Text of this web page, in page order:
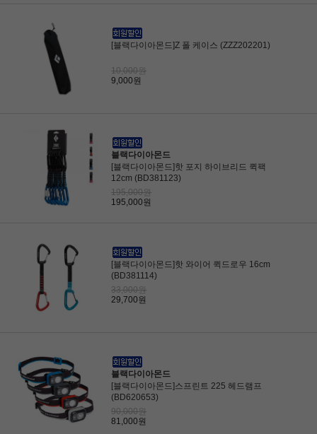
[블랙다이아몬드]Z 폴 케이스 (ZZZ202201)
10,000원
9,000원
블랙다이아몬드
[블랙다이아몬드]핫 포지 하이브리드 퀵팩
12cm (BD381123)
195,000원
195,000원
[블랙다이아몬드]핫 와이어 퀵드로우 16cm
(BD381114)
33,000원
29,700원
블랙다이아몬드
[블랙다이아몬드]스프린트 225 헤드램프
(BD620653)
90,000원
81,000원